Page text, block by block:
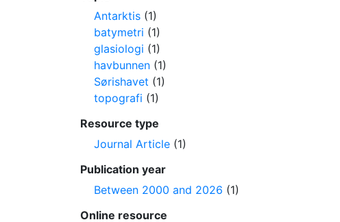
Antarktis (1)
batymetri (1)
glasiologi (1)
havbunnen (1)
Sørishavet (1)
topografi (1)
Resource type
Journal Article (1)
Publication year
Between 2000 and 2026 (1)
Online resource